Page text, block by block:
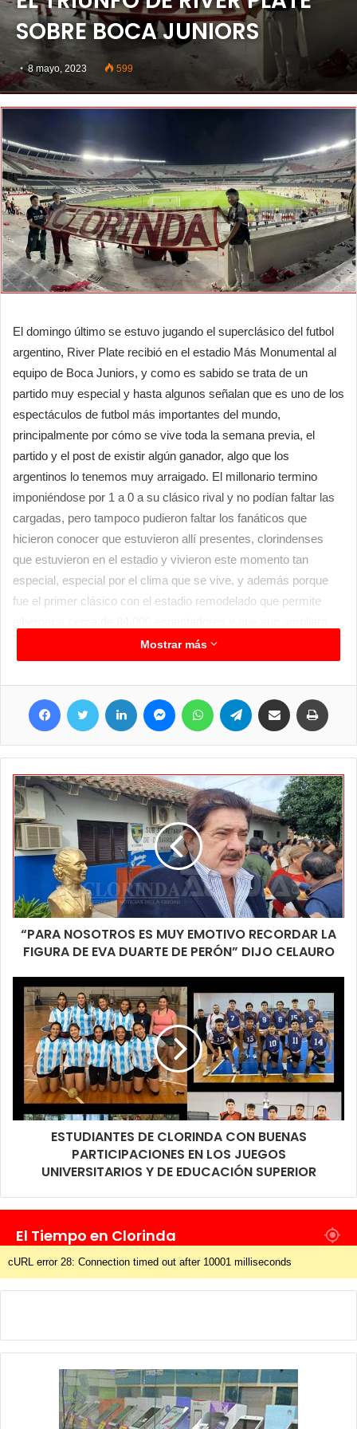
SOBRE BOCA JUNIORS
8 mayo, 2023 599
El domingo último se estuvo jugando el superclásico del futbol
argentino, River Plate recibió en el estadio Más Monumental al
equipo de Boca Juniors, y como es sabido se trata de un
partido muy especial y hasta algunos señalan que es uno de los
espectáculos de futbol más importantes del mundo,
principalmente por cómo se vive toda la semana previa, el
partido y el post de existir algún ganador, algo que los
argentinos lo tenemos muy arraigado. El millonario termino
imponiéndose por 1 a 0 a su clásico rival y no podían faltar las
cargadas, pero tampoco pudieron faltar los fanáticos que
hicieron conocer que estuvieron allí presentes, clorindenses
que estuvieron en el estadio y vivieron este momento tan
especial, especial por el clima que se vive, y además porque
fue el primer clásico con el estadio remodelado que permite
más su capacidad en los próximos meses.
A pesar de que Clorinda está a más de 1200 km de distancia de
donde se disputan estos espectáculos deportivos, siempre
existen fanáticos que hacen lo posible para participar de estos
encuentros, y no solo pasa con hinchas de River sino que
también suele ocurrir con fanáticos del xeneise cuando los
colores hace que se hagan esfuerzos, miles de kilómetros y
hasta se pasen momentos incomodos con tal de estar y tenerlo
en la memoria y los recuerdos.
Mostrar más
Facebook Twitter LinkedIn MessengerWhatsApp Telegram Compartir por correo electrónico
“PARA NOSOTROS ES MUY EMOTIVO RECORDAR LA
FIGURA DE EVA DUARTE DE PERÓN” DIJO CELAURO
ESTUDIANTES DE CLORINDA CON BUENAS
PARTICIPACIONES EN LOS JUEGOS
UNIVERSITARIOS Y DE EDUCACIÓN SUPERIOR
El Tiempo en Clorinda
cURL error 28: Connection timed out after 10001 milliseconds